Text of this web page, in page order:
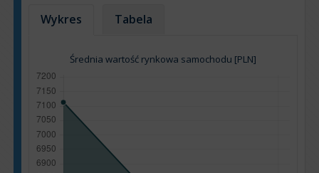
Wykres Tabela
Średnia wartość rynkowa samochodu [PLN]